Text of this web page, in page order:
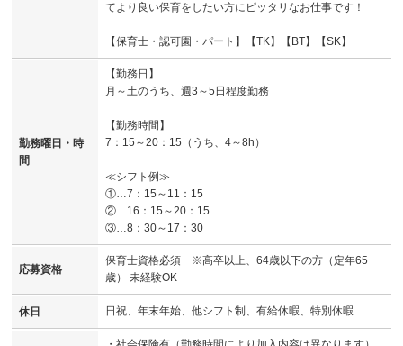
てより良い保育をしたい方にピッタリなお仕事です！
【保育士・認可園・パート】【TK】【BT】【SK】
勤務曜日・時
間
【勤務日】
月～土のうち、週3～5日程度勤務
【勤務時間】
7：15～20：15（うち、4～8h）
≪シフト例≫
①…7：15～11：15
②…16：15～20：15
③…8：30～17：30
応募資格
保育士資格必須 ※高卒以上、64歳以下の方（定年65
歳） 未経験OK
休日 日祝、年末年始、他シフト制、有給休暇、特別休暇